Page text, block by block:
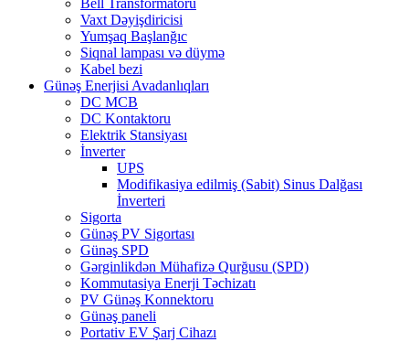
Bell Transformatoru
Vaxt Dəyişdiricisi
Yumşaq Başlanğıc
Siqnal lampası və düymə
Kabel bezi
Günəş Enerjisi Avadanlıqları
DC MCB
DC Kontaktoru
Elektrik Stansiyası
İnverter
UPS
Modifikasiya edilmiş (Sabit) Sinus Dalğası
İnverteri
Sigorta
Günəş PV Sigortası
Günəş SPD
Gərginlikdən Mühafizə Qurğusu (SPD)
Kommutasiya Enerji Təchizatı
PV Günəş Konnektoru
Günəş paneli
Portativ EV Şarj Cihazı